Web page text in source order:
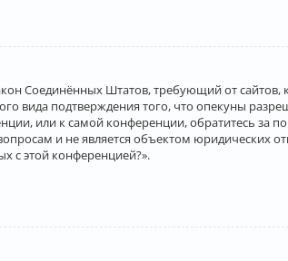
Соединённых Штатов, требующий от сайтов,
вида подтверждения того, что опекуны
или к самой конференции, обратитесь за
и не является объектом юридических
с этой конференцией?».